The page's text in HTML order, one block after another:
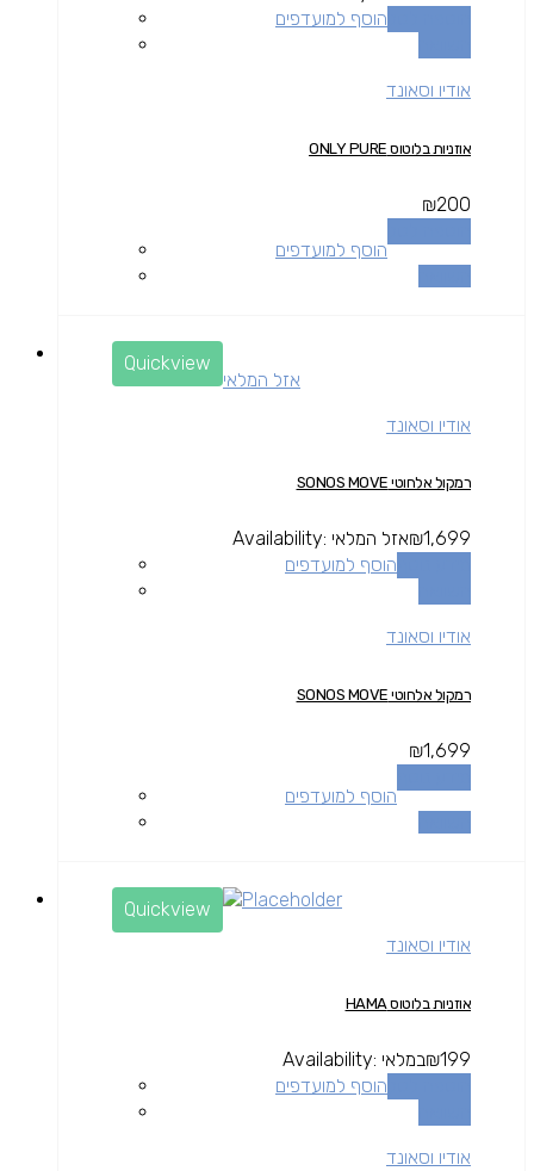
הוסף למועדפים
אודיו וסאונד
אוזניות בלוטוס ONLY PURE
₪200
הוסף למועדפים
Quickview
אזל המלאי
אודיו וסאונד
רמקול אלחוטי SONOS MOVE
₪1,699
Availability: אזל המלאי
הוסף למועדפים
אודיו וסאונד
רמקול אלחוטי SONOS MOVE
₪1,699
הוסף למועדפים
Quickview
אודיו וסאונד
אוזניות בלוטוס HAMA
₪199
Availability: במלאי
הוסף למועדפים
אודיו וסאונד